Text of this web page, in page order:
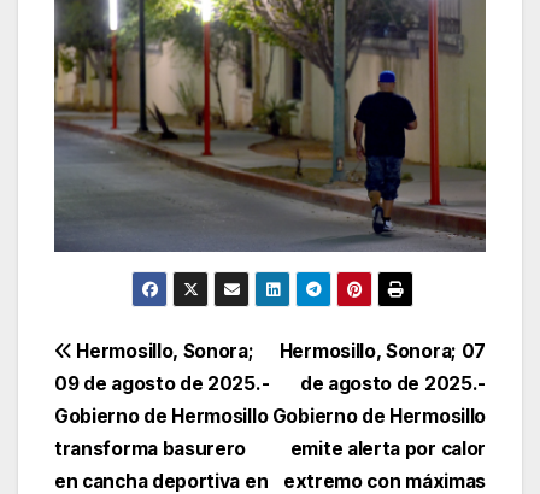
Navegación
de
entradas
Hermosillo, Sonora; 07
de agosto de 2025.-
Gobierno de Hermosillo
emite alerta por calor
extremo con máximas
Hermosillo, Sonora;
09 de agosto de 2025.-
Gobierno de Hermosillo
transforma basurero
en cancha deportiva en